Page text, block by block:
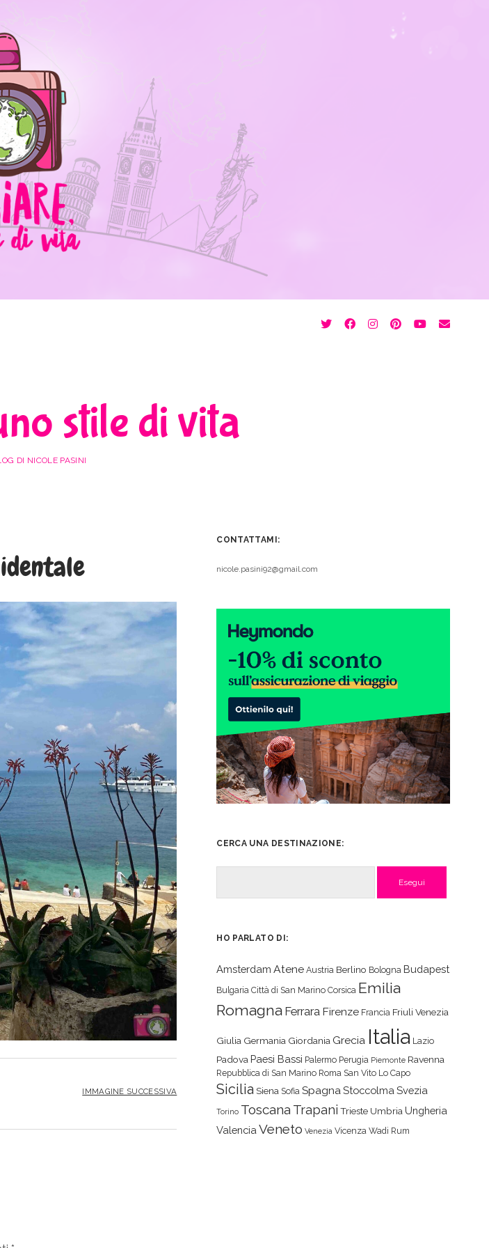
twitterfacebookinstagram
pinterest
youtube
email
stile di vita
DI NICOLE PASINI
IMMAGINE SUCCESSIVA
CONTATTAMI:
nicole.pasini92@gmail.com
CERCA UNA DESTINAZIONE:
HO PARLATO DI:
Amsterdam Atene Austria Berlino Bologna Budapest
Bulgaria Città di San Marino Corsica Emilia
Romagna Ferrara Firenze Francia Friuli Venezia
Giulia Germania Giordania Grecia Italia Lazio
Padova Paesi Bassi Palermo Perugia Piemonte Ravenna
Repubblica di San Marino Roma San Vito Lo Capo
Sicilia Siena Sofia SpagnaStoccolma Svezia
Torino Toscana Trapani Trieste Umbria Ungheria
Valencia Veneto Venezia Vicenza Wadi Rum